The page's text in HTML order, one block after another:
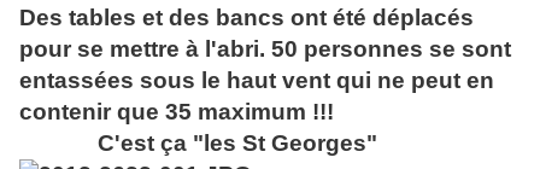
Des tables et des bancs ont été déplacés
pour se mettre à l'abri. 50 personnes se sont
entassées sous le haut vent qui ne peut en
contenir que 35 maximum !!!
C'est ça "les St Georges"